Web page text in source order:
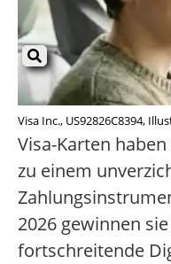
Visa Inc., US92826C8394,
Visa-Karten
zu einem
2026 gewinnen
fortschreitende